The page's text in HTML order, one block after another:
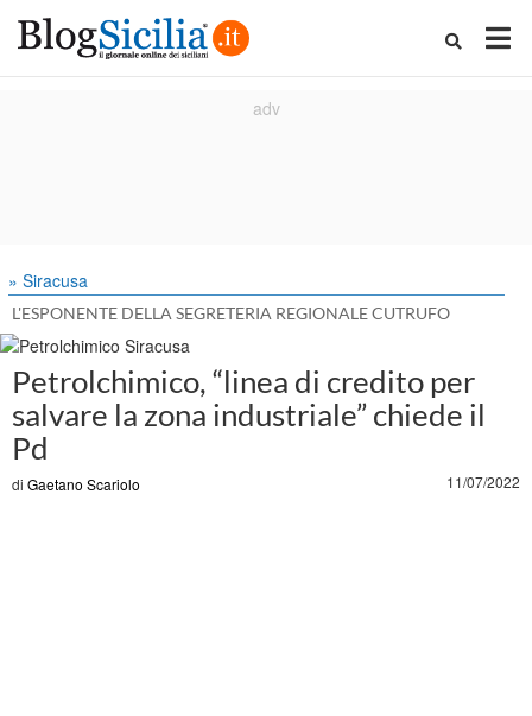
» Siracusa
L'ESPONENTE DELLA SEGRETERIA REGIONALE CUTRUFO
Petrolchimico, “linea di credito per
salvare la zona industriale” chiede il
Pd
di Gaetano Scariolo 11/07/2022